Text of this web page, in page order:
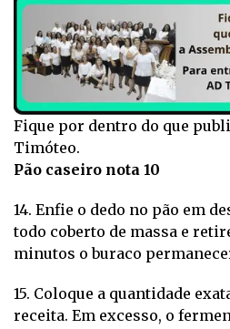
Fique por dentro do que
Timóteo.
Pão caseiro nota 10
14. Enfie o dedo no pão em
todo coberto de massa e
minutos o buraco
15. Coloque a quantidade
receita. Em excesso, o